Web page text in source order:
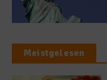
Meistgelesen